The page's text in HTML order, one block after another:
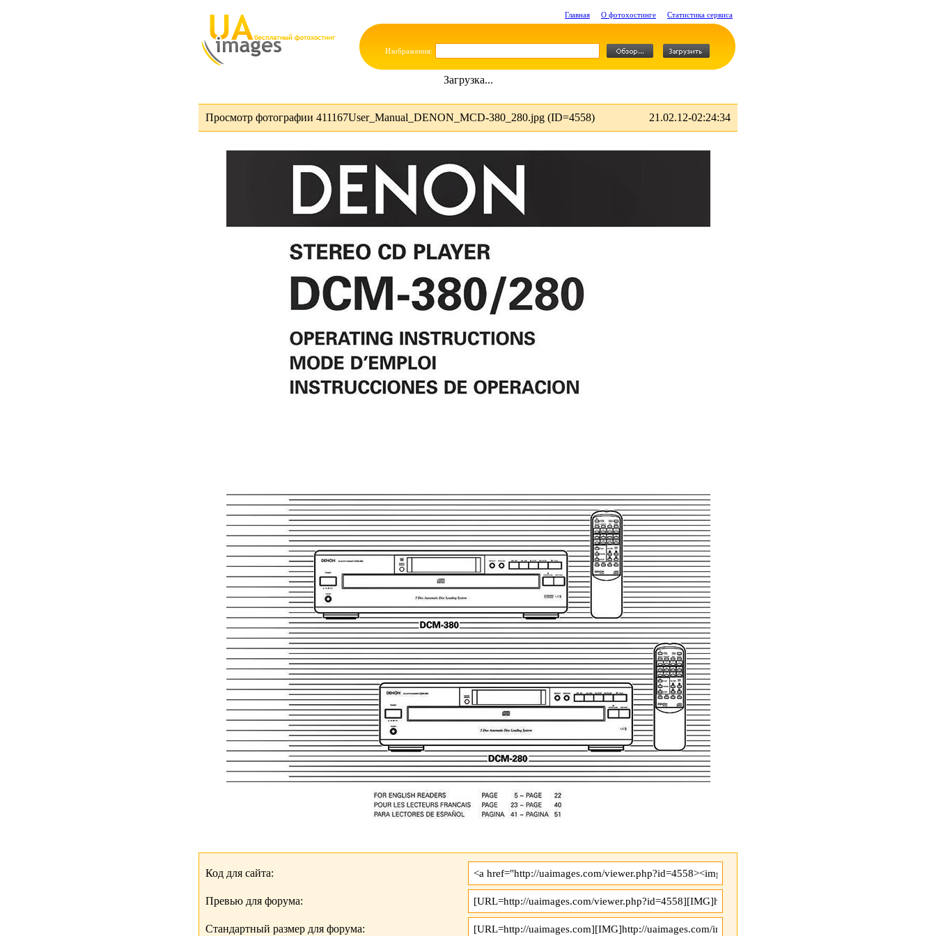
Главная О фотохостинге Статистика сервиса
Изображения:
Загрузка...
Просмотр фотографии 411167User_Manual_DENON_MCD-380_280.jpg (ID=4558) 21.02.12-02:24:34
Код для сайта:
Превью для форума:
Стандартный размер для форума: